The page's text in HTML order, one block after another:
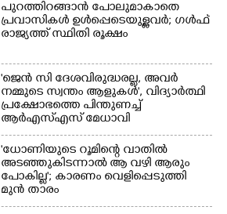
പുറത്തിറങ്ങാൻ പോലുമാകാതെ
പ്രവാസികൾ ഉൾപ്പെടെയുള്ളവർ; ഗൾഫ്
രാജ്യത്ത് സ്ഥിതി രൂക്ഷം
'ജെൻ സി ദേശവിരുദ്ധരല്ല, അവർ
നമ്മുടെ സ്വന്തം ആളുകൾ', വിദ്യാർത്ഥി
പ്രക്ഷോഭത്തെ പിന്തുണച്ച്
ആർഎസ്‌എസ് മേധാവി
'ധോണിയുടെ റൂമിന്റെ വാതിൽ
അടഞ്ഞുകിടന്നാൽ ആ വഴി ആരും
പോകില്ല'; കാരണം വെളിപ്പെടുത്തി
മുൻ താരം